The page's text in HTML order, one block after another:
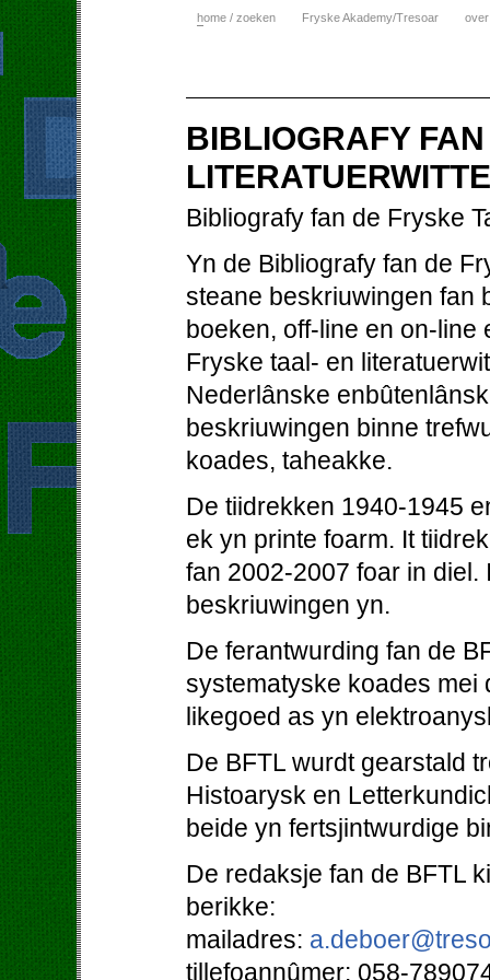
home / zoeken Fryske Akademy/Tresoar
BIBLIOGRAFY
Bibliografy fan de Fryske
Yn de Bibliografy fan de
steane beskriuwingen fan
boeken, off-line en on-line
Fryske taal- en
Nederlânske
beskriuwingen binne
koades, taheakke.
De tiidrekken 1940-1945
ek yn printe foarm. It
fan 2002-2007 foar in
beskriuwingen yn.
De ferantwurding fan de
systematyske koades mei
likegoed as yn
De BFTL wurdt gearstald
Histoarysk en
beide yn fertsjintwurdige
De redaksje fan de BFTL
berikke:
mailadres:
tillefoannûmer: 058-